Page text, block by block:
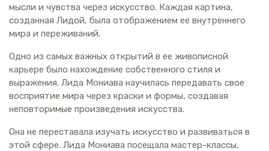
мысли и чувства через искусство. Каждая картина,
созданная Лидой, была отображением ее внутреннего
мира и переживаний.
Одно из самых важных открытий в ее живописной
карьере было нахождение собственного стиля и
выражения. Лида Мониава научилась передавать свое
восприятие мира через краски и формы, создавая
неповторимые произведения искусства.
Она не переставала изучать искусство и развиваться в
этой сфере. Лида Мониава посещала мастер-классы,